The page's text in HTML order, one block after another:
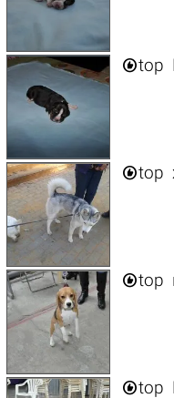
top
top
top
top